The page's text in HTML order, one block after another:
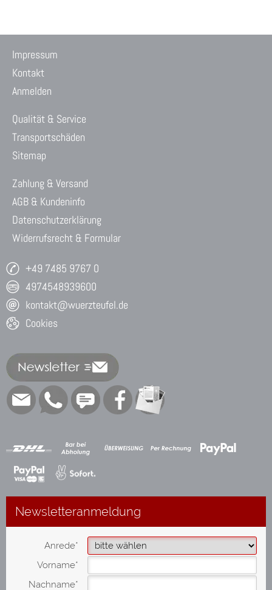
Impressum
Kontakt
Anmelden
Qualität & Service
Transportschäden
Sitemap
Zahlung & Versand
AGB & Kundeninfo
Datenschutzerklärung
Widerrufsrecht & Formular
+49 7485 9767 0
4974548939600
kontakt@wuerzteufel.de
Cookies